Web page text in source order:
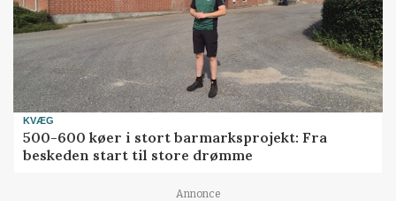
KVÆG
500-600 køer i stort barmarksprojekt: Fra
beskeden start til store drømme
Annonce